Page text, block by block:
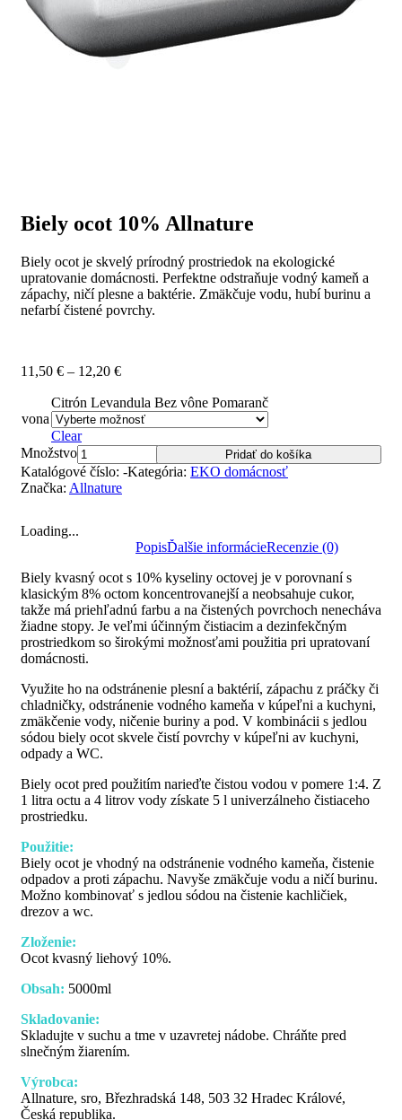
Biely ocot 10% Allnature
Biely ocot je skvelý prírodný prostriedok na ekologické
upratovanie domácnosti. Perfektne odstraňuje vodný kameň a
zápachy, ničí plesne a baktérie. Zmäkčuje vodu, hubí burinu a
nefarbí čistené povrchy.
11,50 € – 12,20 €Price
11,50 €
through
vona
Citrón Levandula Bez vône Pomaranč
Clear
Množstvo
Pridať do košíka
Katalógové číslo: -Kategória: EKO domácnosť
Značka: Allnature
Loading...
PopisĎalšie informácieRecenzie (0)
Biely kvasný ocot s 10% kyseliny octovej je v porovnaní s
klasickým 8% octom koncentrovanejší a neobsahuje cukor,
takže má priehľadnú farbu a na čistených povrchoch nenecháva
žiadne stopy. Je veľmi účinným čistiacim a dezinfekčným
prostriedkom so širokými možnosťami použitia pri upratovaní
domácnosti.
Využite ho na odstránenie plesní a baktérií, zápachu z práčky či
chladničky, odstránenie vodného kameňa v kúpeľni a kuchyni,
zmäkčenie vody, ničenie buriny a pod. V kombinácii s jedlou
sódou biely ocot skvele čistí povrchy v kúpeľni av kuchyni,
odpady a WC.
Biely ocot pred použitím narieďte čistou vodou v pomere 1:4. Z
1 litra octu a 4 litrov vody získate 5 l univerzálneho čistiaceho
prostriedku.
Použitie:
Biely ocot je vhodný na odstránenie vodného kameňa, čistenie
odpadov a proti zápachu. Navyše zmäkčuje vodu a ničí burinu.
Možno kombinovať s jedlou sódou na čistenie kachličiek,
drezov a wc.
Zloženie:
Ocot kvasný liehový 10%.
Obsah: 5000ml
Skladovanie:
Skladujte v suchu a tme v uzavretej nádobe. Chráňte pred
slnečným žiarením.
Výrobca:
Allnature, sro, Březhradská 148, 503 32 Hradec Králové,
Česká republika.